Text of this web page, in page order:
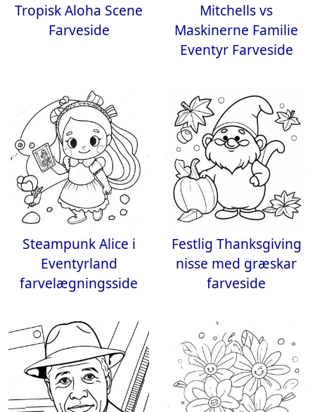
Tropisk Aloha Scene
Farveside
Mitchells vs
Maskinerne Familie
Eventyr Farveside
Steampunk Alice i
Eventyrland
farvelægningsside
Festlig Thanksgiving
nisse med græskar
farveside